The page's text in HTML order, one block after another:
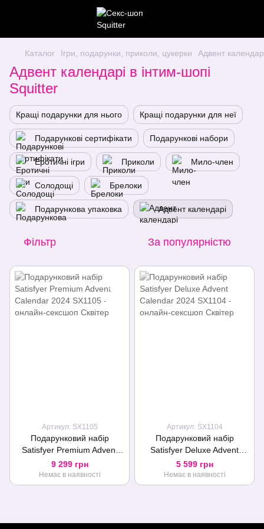
Каталог Ігри, подарунки, приколи, цукерки Адвент
Адвент календарі в інтим-шопі
Squitter
Кращі подарунки для нього Кращі подарунки для неї
Подарункові сертифікати Подарункові набори
Еротичні ігри Приколи Мило-член
Солодощі Брелоки
Подарункова упаковка Адвент календарі
Фільтр За популярністю
Артикул: SX1105
Подарунковий набір
Satisfyer Premium Advent
Calendar 2024
9 299 грн
Немає в наявності
Артикул: SX1104
Подарунковий набір
Satisfyer Deluxe Advent
Calendar 2024
5 599 грн
Немає в наявності